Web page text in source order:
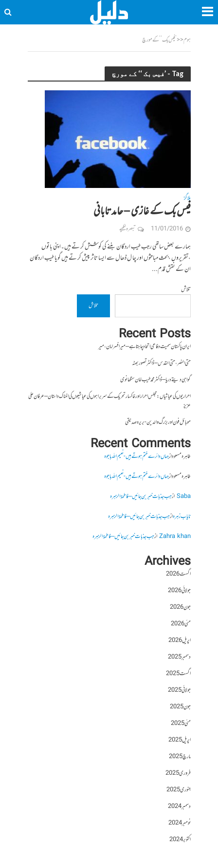
ہوم<<’فیس بک ‘‘ کے مورچ
Tag - ’فیس بک ‘‘ کے مورچ
بلاگز
فیس بک کے غازی – حامد تابانی
11/01/2016 تبصرہ لکھیے
ہمارے بعض ساتھی رجب طیب اردگان بننے کی کوشش کر تے ہیں۔اپنی باتوں
،تقریروں ،بحث مباحثوں اور چا ل ڈھال سے ایسا تاثر پیش کر تے ہیں گویا طیب اردگان
ان کے نقش قدم...
تلاش
تلاش
Recent Posts
ایران پاکستان سمیت دفاعی اتحاد چاہتا ہے – میر افسر امان،میر
حتی النصر ، حتی القدس – ڈاکٹر تصور بھٹہ
گواہی دیتے دریا – ڈاکٹر محمد طیب خان سنگھانوی
احراریوں کی عیاشیاں : مجلس احرار اور خاکسار تحریک کے سربراہوں کی عیاشیوں کی المناک داستان – عرفان علی
عزیز
موبائل فون اور بزرگ والدین- بریرہ صدیقی
Recent Comments
طاہرہ مسعودازجہاں دائرے ختم ہوتے ہیں- نعیم اللہ باجوہ
طاہرہ مسعودازجہاں دائرے ختم ہوتے ہیں- نعیم اللہ باجوہ
Sabaازجب جذبات خبر بن جائیں – فاطمۃالزہرہ
نایاب زہرہازجب جذبات خبر بن جائیں – فاطمۃالزہرہ
Zahra khanازجب جذبات خبر بن جائیں – فاطمۃالزہرہ
Archives
اگست 2026
جولائی 2026
جون 2026
مئی 2026
اپریل 2026
دسمبر 2025
اگست 2025
جولائی 2025
جون 2025
مئی 2025
اپریل 2025
مارچ 2025
فروری 2025
جنوری 2025
دسمبر 2024
نومبر 2024
اکتوبر 2024